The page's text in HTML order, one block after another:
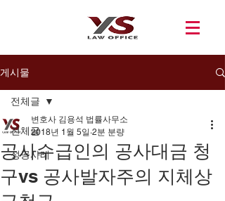
게시물
전체글
성공사례
전체글
공사수급인의 공사대금 청
구vs 공사발자주의 지체상
변호사 김용석 법률사무소
2018년 1월 5일 2분 분량